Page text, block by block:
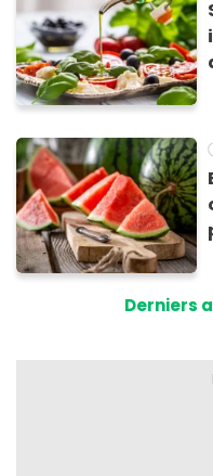
Derniers